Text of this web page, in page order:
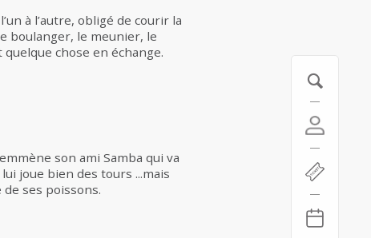
à l’autre, obligé de courir la
boulanger, le meunier, le
chose en échange.
son ami Samba qui va
joue bien des tours ...mais
de ses poissons.